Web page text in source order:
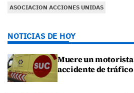
ASOCIACION ACCIONES UNIDAS
NOTICIAS DE HOY
Muere un motorista
accidente de